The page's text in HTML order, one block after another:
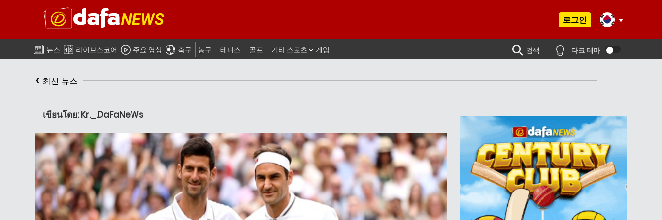
로그인
뉴스 라이브스코어 주요 영상 축구 농구 테니스 골프 기타 스포츠 게임 검색 다크 테마
‹ 최신 뉴스
เขียนโดย: Kr._.DaFaNeWs